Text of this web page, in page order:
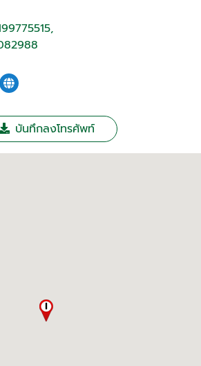
บันทึกลงโทรศัพท์